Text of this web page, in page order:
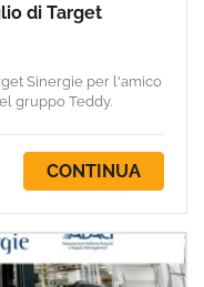
di Target
Sinergie per l'amico
gruppo Teddy.
CONTINUA